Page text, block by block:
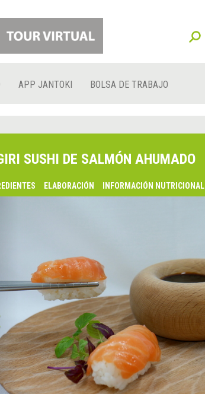
APP JANTOKI BOLSA DE TRABAJO
SUSHI DE SALMÓN AHUMADO
ELABORACIÓN INFORMACIÓN NUTRICIONAL